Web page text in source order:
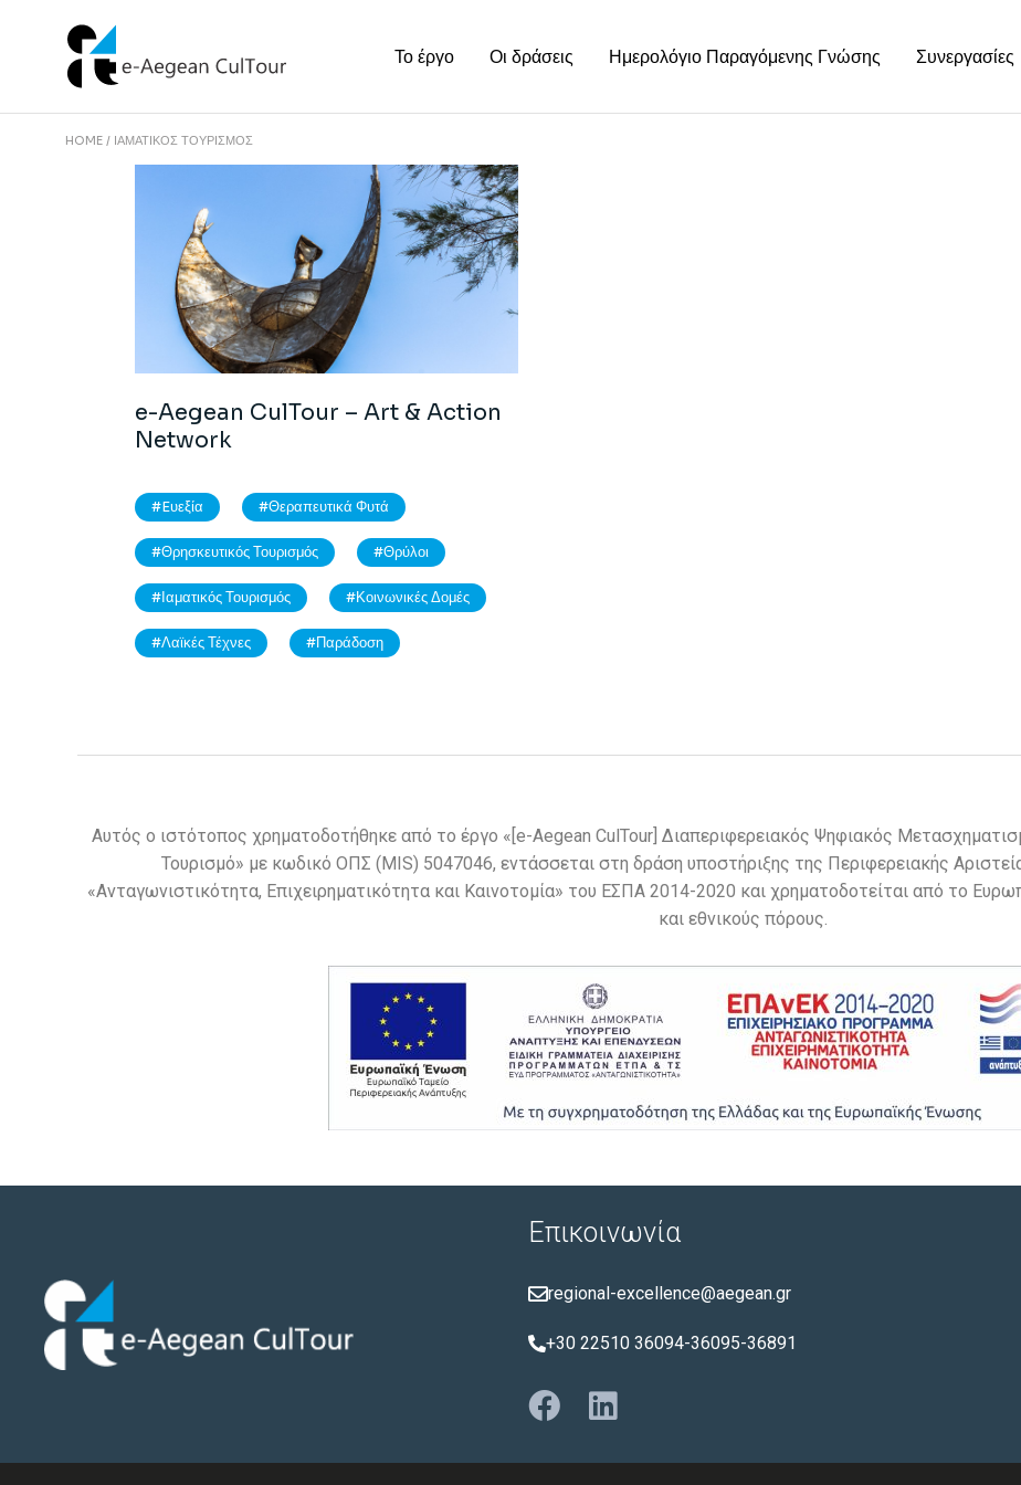
Το έργο Οι δράσεις Ημερολόγιο Παραγόμενης Γνώσης Συνεργασίες
HOME ΙΑΜΑΤΙΚΌΣ ΤΟΥΡΙΣΜΌΣ
e-Aegean CulTour – Art & Action
Network
Eυεξία Θεραπευτικά Φυτά
Θρησκευτικός Τουρισμός Θρύλοι
Ιαματικός Τουρισμός Κοινωνικές Δομές
Λαϊκές Τέχνες Παράδοση
Αυτός ο ιστότοπος χρηματοδοτήθηκε από το έργο «[e-Aegean CulTour] Διαπεριφερειακός Ψηφιακός
Τουρισμό» με κωδικό ΟΠΣ (MIS) 5047046, εντάσσεται στη δράση υποστήριξης της Περιφερειακής
«Ανταγωνιστικότητα, Επιχειρηματικότητα και Καινοτομία» του ΕΣΠΑ 2014-2020 και χρηματοδοτείται από το
και εθνικούς πόρους.
Επικοινωνία
regional-excellence@aegean.gr
+30 22510 36094-36095-36891